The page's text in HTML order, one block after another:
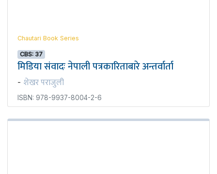
Chautari Book Series
CBS: 37
मिडिया संवादः नेपाली पत्रकारिताबारे अन्तर्वार्ता
- शेखर पराजुली
ISBN: 978-9937-8004-2-6